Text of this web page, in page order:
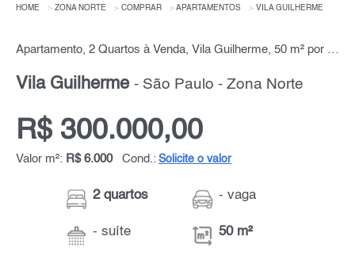
HOME ZONA NORTE COMPRAR APARTAMENTOS VILA GUILHERME
Apartamento, 2 Quartos à Venda, Vila Guilherme, 50 m² por R$ 300.000,00
Vila Guilherme - São Paulo - Zona Norte
R$ 300.000,00
Valor m²: R$ 6.000 Cond.: Solicite o valor
2 quartos
- suíte
- vaga
50 m²